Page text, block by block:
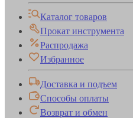
Каталог товаров
Прокат инструмента
Распродажа
Избранное
Доставка и подъем
Способы оплаты
Возврат и обмен